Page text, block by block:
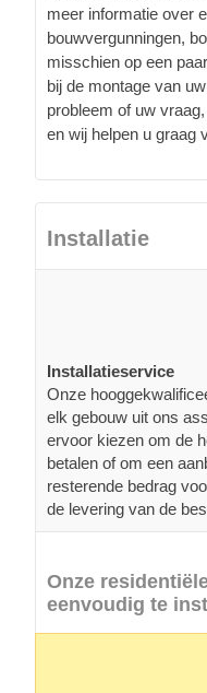
meer informatie over
bouwvergunningen,
misschien op een
bij de montage van
probleem of uw
en wij helpen u graag
Installatie
Installatieservice
Onze
elk gebouw uit ons
ervoor kiezen om de
betalen of om een
resterende bedrag
de levering van de
Onze
eenvoudig te